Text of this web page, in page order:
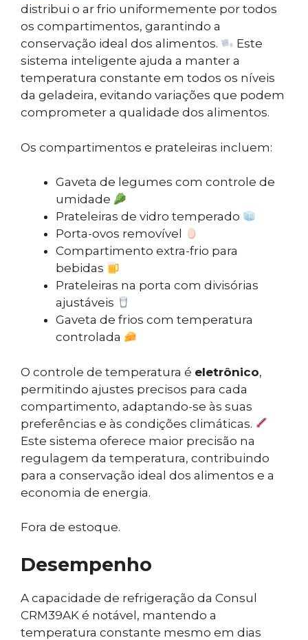
distribui o ar frio uniformemente por todos
os compartimentos, garantindo a
conservação ideal dos alimentos.
Este
sistema inteligente ajuda a manter a
temperatura constante em todos os níveis
da geladeira, evitando variações que podem
comprometer a qualidade dos alimentos.
Os compartimentos e prateleiras incluem:
Gaveta de legumes com controle de
umidade
Prateleiras de vidro temperado
Porta-ovos removível
Compartimento extra-frio para
bebidas
Prateleiras na porta com divisórias
ajustáveis
Gaveta de frios com temperatura
controlada
O controle de temperatura é eletrônico,
permitindo ajustes precisos para cada
compartimento, adaptando-se às suas
preferências e às condições climáticas.
Este sistema oferece maior precisão na
regulagem da temperatura, contribuindo
para a conservação ideal dos alimentos e a
economia de energia.
Fora de estoque.
Desempenho
A capacidade de refrigeração da Consul
CRM39AK é notável, mantendo a
temperatura constante mesmo em dias